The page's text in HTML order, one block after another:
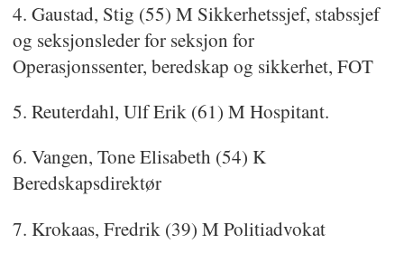
4. Gaustad, Stig (55) M Sikkerhetssjef, stabssjef
og seksjonsleder for seksjon for
Operasjonssenter, beredskap og sikkerhet, FOT
5. Reuterdahl, Ulf Erik (61) M Hospitant.
6. Vangen, Tone Elisabeth (54) K
Beredskapsdirektør
7. Krokaas, Fredrik (39) M Politiadvokat